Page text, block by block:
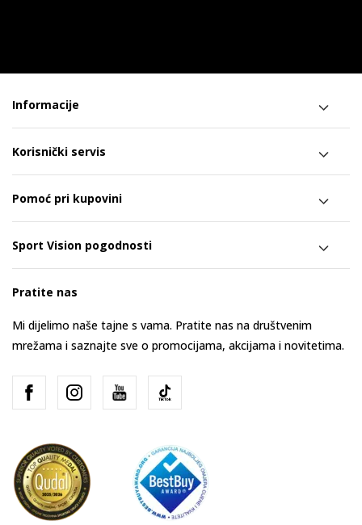
Informacije
Korisnički servis
Pomoć pri kupovini
Sport Vision pogodnosti
Pratite nas
Mi dijelimo naše tajne s vama. Pratite nas na društvenim
mrežama i saznajte sve o promocijama, akcijama i novitetima.